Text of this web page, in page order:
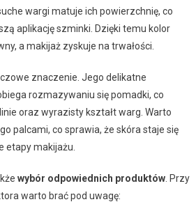
wargi matuje ich powierzchnię, co
aplikację szminki. Dzięki temu kolor
a makijaż zyskuje na trwałości.
znaczenie. Jego delikatne
rozmazywaniu się pomadki, co
oraz wyrazisty kształt warg. Warto
palcami, co sprawia, że skóra staje się
etapy makijażu.
wybór odpowiednich produktów. Przy
warto brać pod uwagę: